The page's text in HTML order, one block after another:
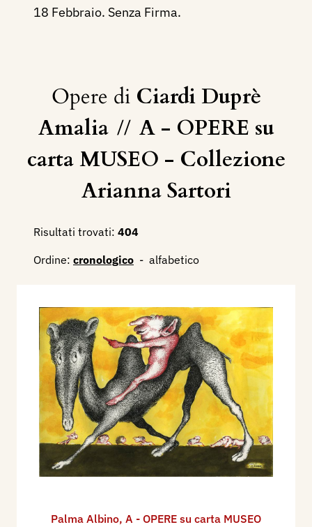
18 Febbraio. Senza Firma.
Opere di Ciardi Duprè
Amalia // A - OPERE su
carta MUSEO - Collezione
Arianna Sartori
Risultati trovati: 404
Ordine: cronologico - alfabetico
Palma Albino, A - OPERE su carta MUSEO